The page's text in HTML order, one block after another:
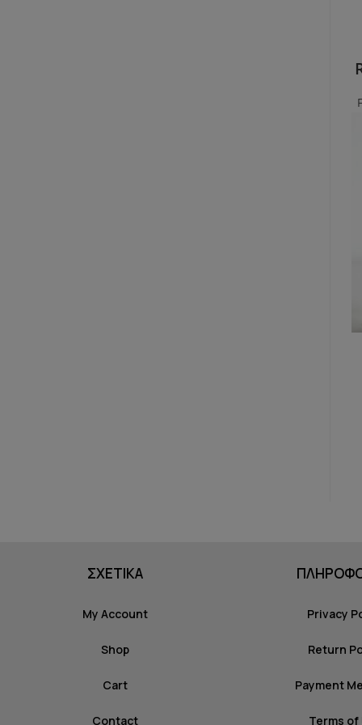
ΣΧΕΤΙΚΑ
My Account
Shop
Cart
Contact
Privacy
Return
Payment
Terms of